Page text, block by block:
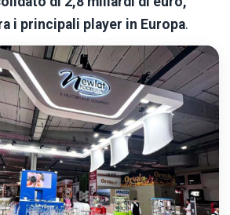
i principali player in Europa.